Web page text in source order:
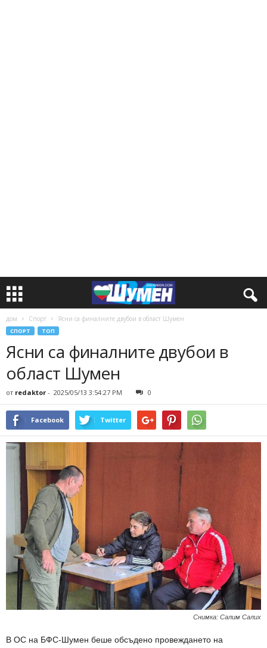
дом Спорт Ясни са финалните двубои в област Шумен
СПОРТ ТОП
Ясни са финалните двубои в
област Шумен
от redaktor - 2025/05/13 3:54:27 PM 0
Facebook Twitter
Снимка: Салим Салих
В ОС на БФС-Шумен беше обсъдено провеждането на